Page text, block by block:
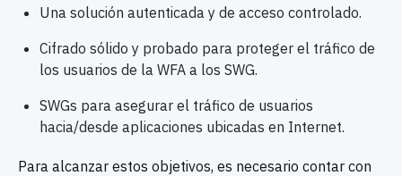
Una solución autenticada y de acceso controlado.
Cifrado sólido y probado para proteger el tráfico de
los usuarios de la WFA a los SWG.
SWGs para asegurar el tráfico de usuarios
hacia/desde aplicaciones ubicadas en Internet.
Para alcanzar estos objetivos, es necesario contar con